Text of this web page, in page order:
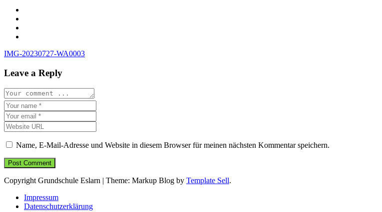
Beitragsnavigation
IMG-20230727-WA0003
Leave a Reply
Name, E-Mail-Adresse und Website in diesem Browser für meinen nächsten Kommentar speichern.
Copyright Grundschule Eslarn | Theme: Markup Blog by Template Sell.
Impressum
Datenschutzerklärung